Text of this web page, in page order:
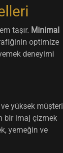
taşır. Minimal
optimize
deneyimi
yüksek müşteri
bir imaj çizmek
yemeğin ve